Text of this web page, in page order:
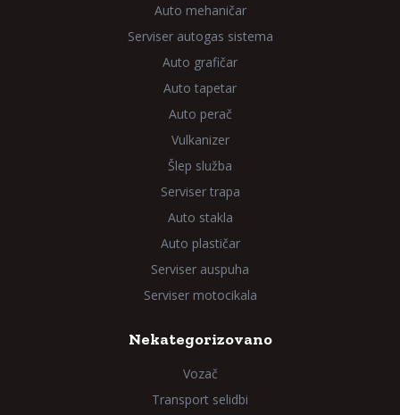
Auto mehaničar
Serviser autogas sistema
Auto grafičar
Auto tapetar
Auto perač
Vulkanizer
Šlep služba
Serviser trapa
Auto stakla
Auto plastičar
Serviser auspuha
Serviser motocikala
Nekategorizovano
Vozač
Transport selidbi